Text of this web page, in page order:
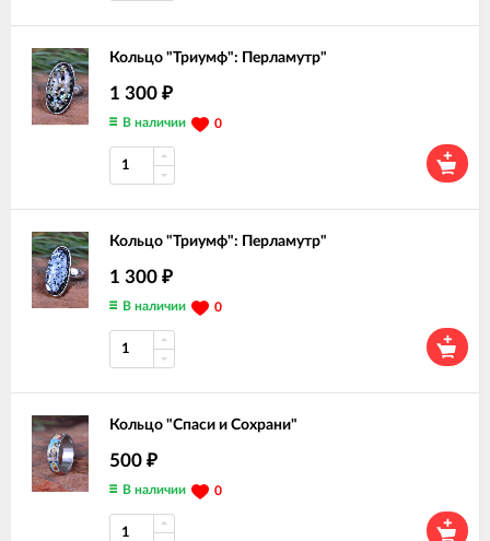
Кольцо "Триумф": Перламутр"
1 300 ₽
В наличии 0
Кольцо "Триумф": Перламутр"
1 300 ₽
В наличии 0
Кольцо "Спаси и Сохрани"
500 ₽
В наличии 0